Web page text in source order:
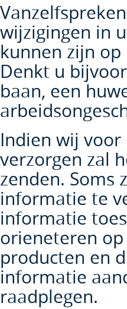
wijzigingen in
kunnen zijn
Denkt u
baan, een
Indien wij
verzorgen zal
zenden. Soms
informatie te
informatie
orieneteren
producten en
informatie
raadplegen.